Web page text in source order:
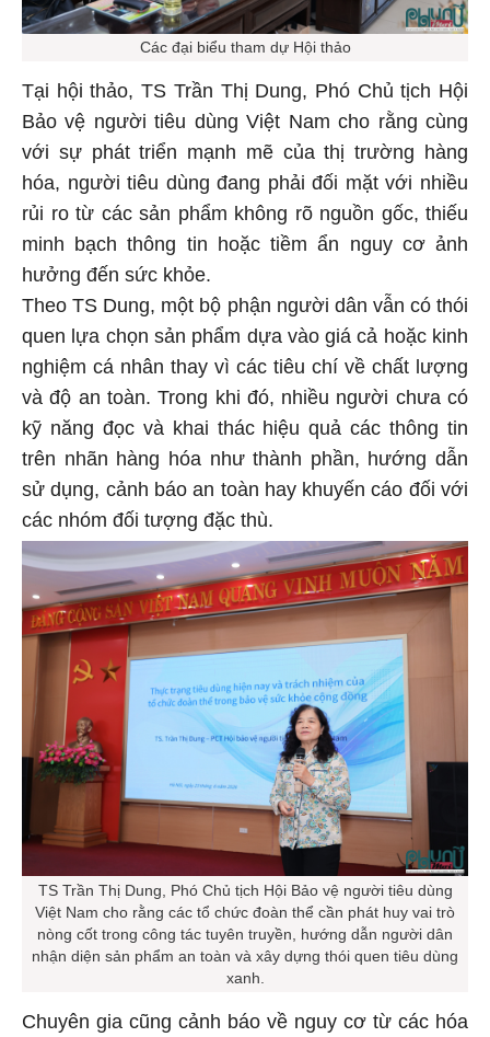
Các đại biểu tham dự Hội thảo
Tại hội thảo, TS Trần Thị Dung, Phó Chủ tịch Hội
Bảo vệ người tiêu dùng Việt Nam cho rằng cùng
với sự phát triển mạnh mẽ của thị trường hàng
hóa, người tiêu dùng đang phải đối mặt với nhiều
rủi ro từ các sản phẩm không rõ nguồn gốc, thiếu
minh bạch thông tin hoặc tiềm ẩn nguy cơ ảnh
hưởng đến sức khỏe.
Theo TS Dung, một bộ phận người dân vẫn có thói
quen lựa chọn sản phẩm dựa vào giá cả hoặc kinh
nghiệm cá nhân thay vì các tiêu chí về chất lượng
và độ an toàn. Trong khi đó, nhiều người chưa có
kỹ năng đọc và khai thác hiệu quả các thông tin
trên nhãn hàng hóa như thành phần, hướng dẫn
sử dụng, cảnh báo an toàn hay khuyến cáo đối với
các nhóm đối tượng đặc thù.
TS Trần Thị Dung, Phó Chủ tịch Hội Bảo vệ người tiêu dùng
Việt Nam cho rằng các tổ chức đoàn thể cần phát huy vai trò
nòng cốt trong công tác tuyên truyền, hướng dẫn người dân
nhận diện sản phẩm an toàn và xây dựng thói quen tiêu dùng
xanh.
Chuyên gia cũng cảnh báo về nguy cơ từ các hóa